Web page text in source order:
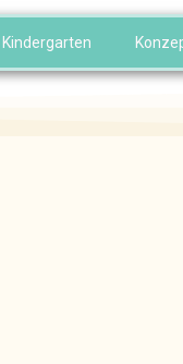
Kindergarten